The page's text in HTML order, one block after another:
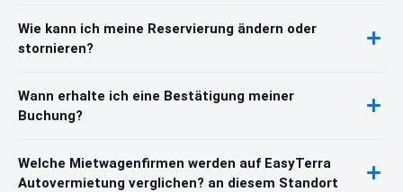
Wie kann ich meine Reservierung ändern oder
stornieren?
Wann erhalte ich eine Bestätigung meiner
Buchung?
Welche Mietwagenfirmen werden auf EasyTerra
Autovermietung verglichen? an diesem Standort